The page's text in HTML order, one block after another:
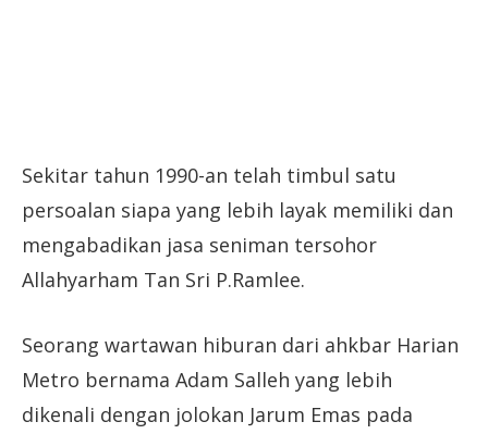
Sekitar tahun 1990-an telah timbul satu
persoalan siapa yang lebih layak memiliki dan
mengabadikan jasa seniman tersohor
Allahyarham Tan Sri P.Ramlee.
Seorang wartawan hiburan dari ahkbar Harian
Metro bernama Adam Salleh yang lebih
dikenali dengan jolokan Jarum Emas pada